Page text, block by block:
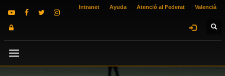
Intranet Ayuda Atenció al Federat Valencià